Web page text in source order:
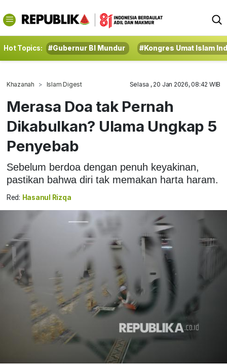
Hot Topics: #Gubernur BI Mundur #Kongres Umat Islam
Khazanah Islam Digest Selasa , 20 Jan 2026, 08:42 WIB
Merasa Doa tak Pernah
Dikabulkan? Ulama Ungkap 5
Penyebab
Sebelum berdoa dengan penuh keyakinan,
pastikan bahwa diri tak memakan harta haram.
Red: Hasanul Rizqa